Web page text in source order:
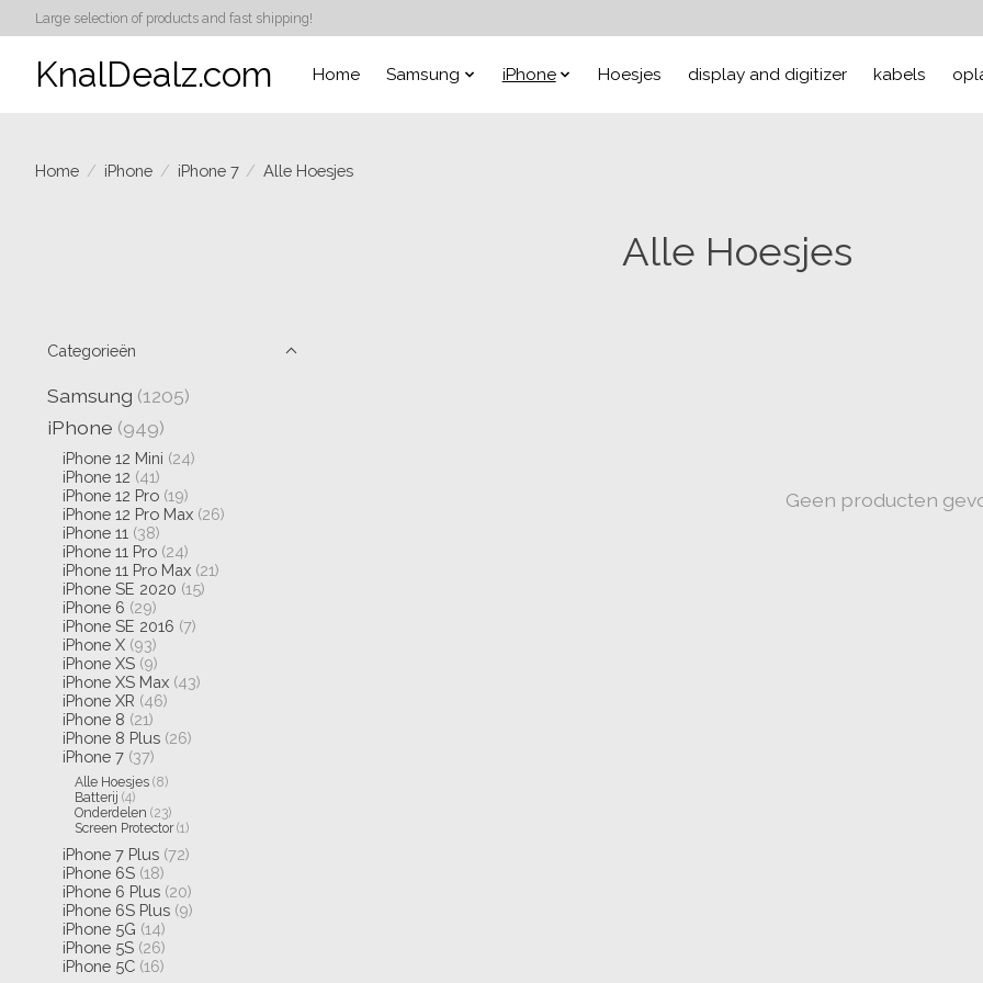
Large selection of products and fast shipping!
KnalDealz.com Home Samsung iPhone Hoesjes display and digitizer kabels
Home / iPhone / iPhone 7 / Alle Hoesjes
Alle Hoesjes
Categorieën
Samsung (1205)
iPhone (949)
iPhone 12 Mini (24)
iPhone 12 (41)
iPhone 12 Pro (19)
iPhone 12 Pro Max (26)
iPhone 11 (38)
iPhone 11 Pro (24)
iPhone 11 Pro Max (21)
iPhone SE 2020 (15)
iPhone 6 (29)
iPhone SE 2016 (7)
iPhone X (93)
iPhone XS (9)
iPhone XS Max (43)
iPhone XR (46)
iPhone 8 (21)
iPhone 8 Plus (26)
iPhone 7 (37)
Alle Hoesjes (8)
Batterij (4)
Onderdelen (23)
Screen Protector (1)
iPhone 7 Plus (72)
iPhone 6S (18)
iPhone 6 Plus (20)
iPhone 6S Plus (9)
iPhone 5G (14)
iPhone 5S (26)
iPhone 5C (16)
Geen producten